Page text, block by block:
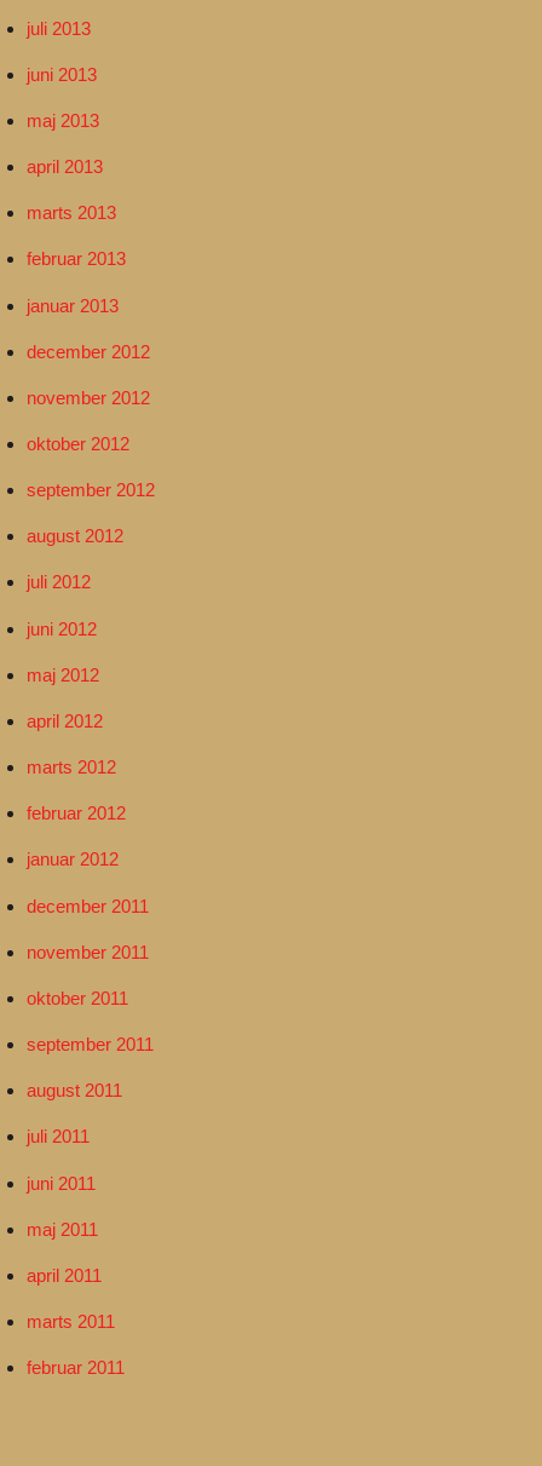
juli 2013
juni 2013
maj 2013
april 2013
marts 2013
februar 2013
januar 2013
december 2012
november 2012
oktober 2012
september 2012
august 2012
juli 2012
juni 2012
maj 2012
april 2012
marts 2012
februar 2012
januar 2012
december 2011
november 2011
oktober 2011
september 2011
august 2011
juli 2011
juni 2011
maj 2011
april 2011
marts 2011
februar 2011